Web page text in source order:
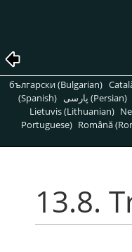
български (Bulgarian)
(Spanish)
پارسی (Persian)
Lietuvis (Lithuanian)
Portuguese) Română
13.8.